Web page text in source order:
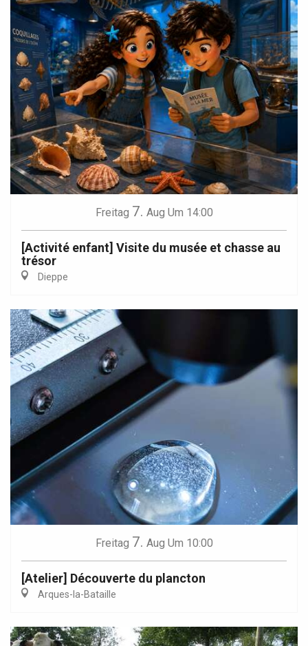
Freitag 7. Aug Um 14:00
[Activité enfant] Visite du musée et chasse au
trésor
Dieppe
Freitag 7. Aug Um 10:00
[Atelier] Découverte du plancton
Arques-la-Bataille